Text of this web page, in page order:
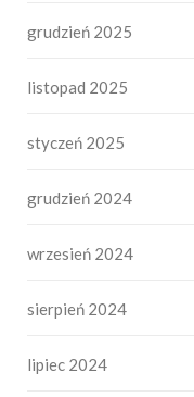
grudzień 2025
listopad 2025
styczeń 2025
grudzień 2024
wrzesień 2024
sierpień 2024
lipiec 2024